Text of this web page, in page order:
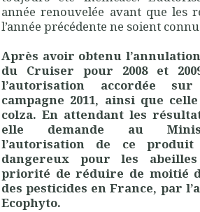
année renouvelée avant que les
l’année précédente ne soient
Après avoir obtenu
du Cruiser pour 2008 et
l’autorisation accordée
campagne 2011, ainsi que
colza. En attendant les
elle demande au
l’autorisation de ce produit
dangereux pour les
priorité de réduire de moitié
des pesticides en France, par
Ecophyto.